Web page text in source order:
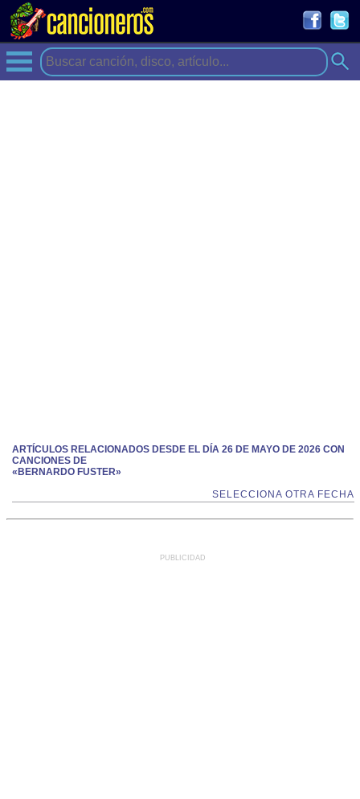
ARTÍCULOS RELACIONADOS DESDE EL DÍA 26 DE MAYO DE 2026 CON
CANCIONES DE
«BERNARDO FUSTER»
SELECCIONA OTRA FECHA
PUBLICIDAD